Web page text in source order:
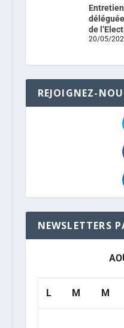
de
20/05/
REJOIGNEZ-
NEWSLETTERS
L M M